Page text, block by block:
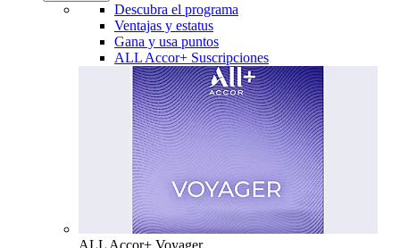
Descubra el programa
Ventajas y estatus
Gana y usa puntos
ALL Accor+ Suscripciones
ALL Accor+ Voyager